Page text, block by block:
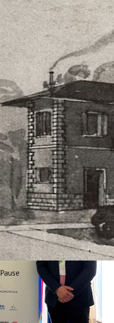
agr. Asistent je usmenom
of ultrasound-assisted
of cold-pressed
oil“, predstavio rezultate
tretmana na kemijski sastav
Malvazije istarske.